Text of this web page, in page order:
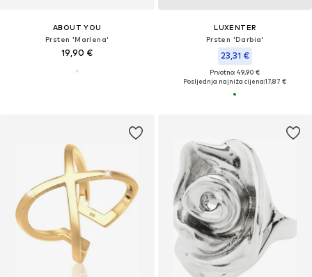
ABOUT YOU
Prsten 'Marlena'
19,90 €
LUXENTER
Prsten 'Darbia'
23,31 €
Prvotno: 49,90 €
Posljednja najniža cijena:17,87 €